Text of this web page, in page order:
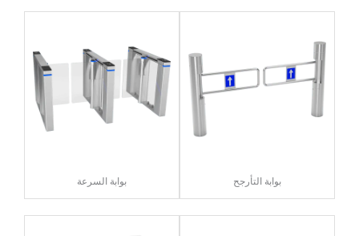
بوابة التأرجح بوابة السرعة